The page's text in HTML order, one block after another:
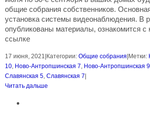
общие собрания собственников.
установка системы видеонаблюдения. В
опубликованы материалы, ознакомится
ссылке
17 июня, 2021 Категории: Общие собрания Метки:
10, Ново-Антропшинская 7, Ново-Антропшинская 9
Славянская 5, Славянская 7
Читать дальше